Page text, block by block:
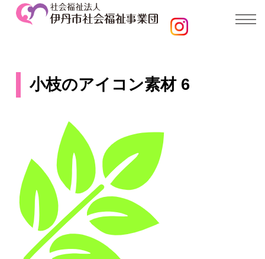
小枝のアイコン素材 6